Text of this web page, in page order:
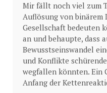
Mir fällt noch viel zum
Auflösung von binärem
Gesellschaft bedeuten
an und behaupte, dass
Bewusstseinswandel
und Konflikte
wegfallen könnten. Ein
Anfang der